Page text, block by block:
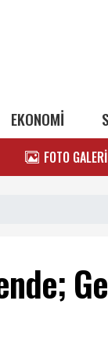
EKONOMİ
FOTO GALERİ